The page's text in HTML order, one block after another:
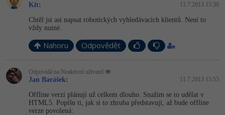
Kit: 11.7.2013 15:30
Chtěl jsi asi napsat robotických vyhledávacích klientů. Není to
vždy nutné.
Nahoru Odpovědět
Odpovídá na Neaktivní uživatel
Jan Barášek: 11.7.2013 15:55
Offline verzi plánuji už celkem dlouho. Snažím se to udělat v
HTML5. Popíšu ti, jak si to zhruba představuji, až bude offline
verze povolená: